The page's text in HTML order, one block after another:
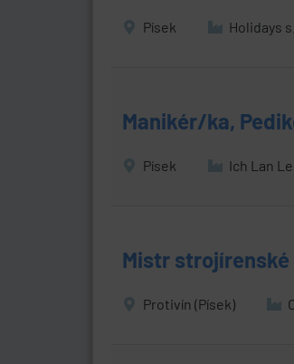
Písek Holidays
Manikér/ka,
Písek Ich Lan Le
Mistr
Protivín (Písek)